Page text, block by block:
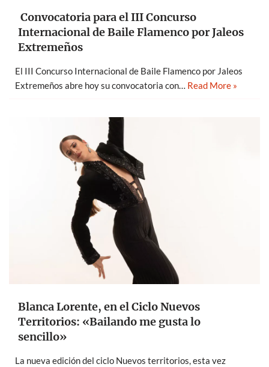
Convocatoria para el III Concurso
Internacional de Baile Flamenco por Jaleos
Extremeños
El III Concurso Internacional de Baile Flamenco por Jaleos
Extremeños abre hoy su convocatoria con… Read More »
Blanca Lorente, en el Ciclo Nuevos
Territorios: «Bailando me gusta lo
sencillo»
La nueva edición del ciclo Nuevos territorios, esta vez